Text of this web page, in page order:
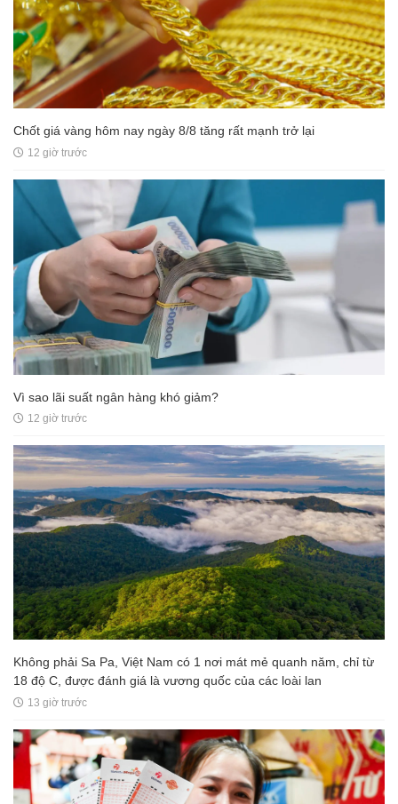
Chốt giá vàng hôm nay ngày 8/8 tăng rất mạnh trở lại
12 giờ trước
Vì sao lãi suất ngân hàng khó giảm?
12 giờ trước
Không phải Sa Pa, Việt Nam có 1 nơi mát mẻ quanh năm, chỉ từ
18 độ C, được đánh giá là vương quốc của các loài lan
13 giờ trước